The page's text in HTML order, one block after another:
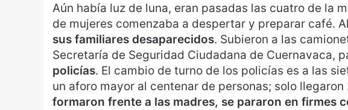
Aún había luz de luna, eran pasadas las cuatro de la
de mujeres comenzaba a despertar y preparar café.
sus familiares desaparecidos. Subieron a las
Secretaría de Seguridad Ciudadana de Cuernavaca,
policías. El cambio de turno de los policías es a las
un aforo mayor al centenar de personas; solo
formaron frente a las madres, se pararon en firmes